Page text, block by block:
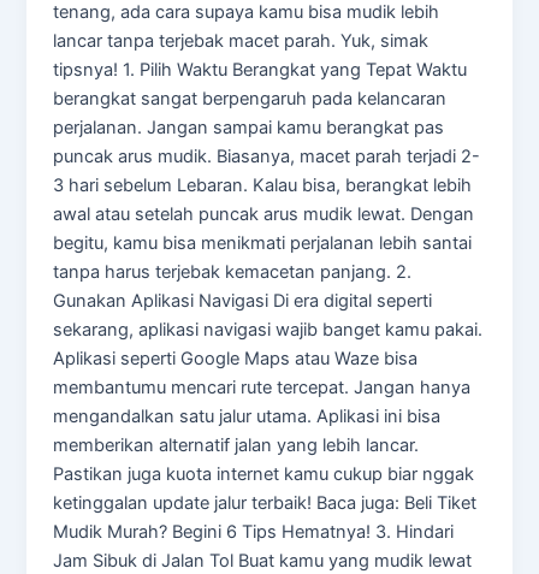
tenang, ada cara supaya kamu bisa mudik lebih
lancar tanpa terjebak macet parah. Yuk, simak
tipsnya! 1. Pilih Waktu Berangkat yang Tepat Waktu
berangkat sangat berpengaruh pada kelancaran
perjalanan. Jangan sampai kamu berangkat pas
puncak arus mudik. Biasanya, macet parah terjadi 2-
3 hari sebelum Lebaran. Kalau bisa, berangkat lebih
awal atau setelah puncak arus mudik lewat. Dengan
begitu, kamu bisa menikmati perjalanan lebih santai
tanpa harus terjebak kemacetan panjang. 2.
Gunakan Aplikasi Navigasi Di era digital seperti
sekarang, aplikasi navigasi wajib banget kamu pakai.
Aplikasi seperti Google Maps atau Waze bisa
membantumu mencari rute tercepat. Jangan hanya
mengandalkan satu jalur utama. Aplikasi ini bisa
memberikan alternatif jalan yang lebih lancar.
Pastikan juga kuota internet kamu cukup biar nggak
ketinggalan update jalur terbaik! Baca juga: Beli Tiket
Mudik Murah? Begini 6 Tips Hematnya! 3. Hindari
Jam Sibuk di Jalan Tol Buat kamu yang mudik lewat